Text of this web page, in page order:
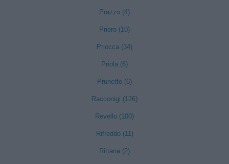
Prazzo (4)
Priero (10)
Priocca (34)
Priola (6)
Prunetto (6)
Racconigi (126)
Revello (100)
Rifreddo (11)
Rittana (2)